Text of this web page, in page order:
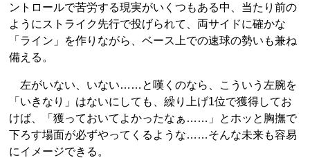
ントロールで苦労する現実がいくつもある中、当たり前の
ようにストライク先行で投げられて、両サイドに確かな
「ライン」を作りながら、ベース上での速球の勢いも兼ね
備える。
左がいない、いない……と嘆くのなら、こういう左腕を
「いきなり」はないにしても、繰り上げ1位で獲得してお
けば、「獲っておいてよかったなぁ……」とホッと胸撫で
下ろす場面が必ずやってくるような……そんな未来も容易
にイメージできる。